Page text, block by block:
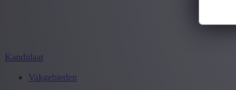
Kandidaat
Vakgebieden